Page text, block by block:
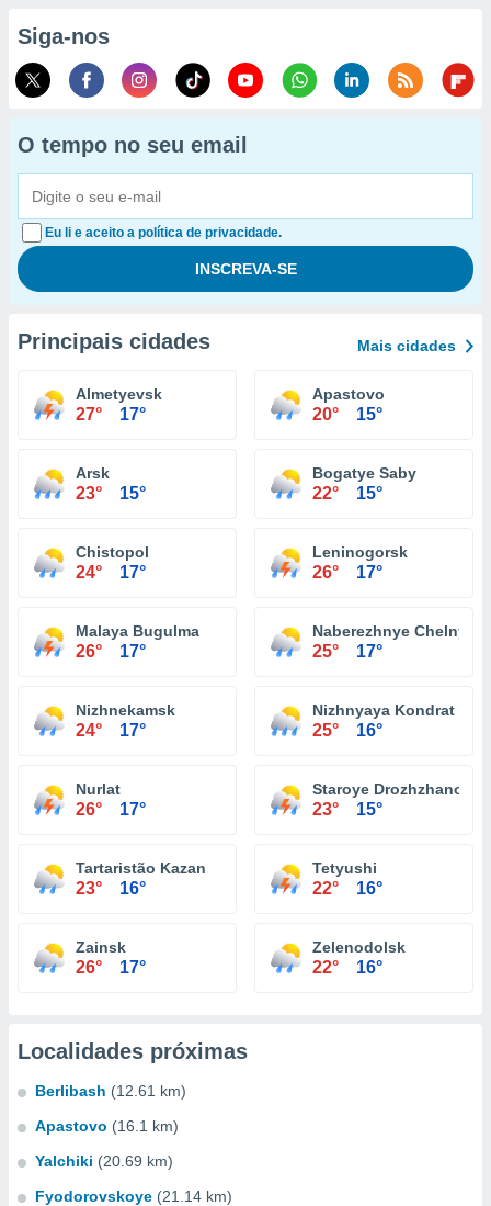
Siga-nos
O tempo no seu email
Eu li e aceito a política de privacidade.
Principais cidades Mais cidades
Almetyevsk
27° 17°
Apastovo
20° 15°
Arsk
23° 15°
Bogatye Saby
22° 15°
Chistopol
24° 17°
Leninogorsk
26° 17°
Malaya Bugulma
26° 17°
Naberezhnye Chelny
25° 17°
Nizhnekamsk
24° 17°
Nizhnyaya Kondrat
25° 16°
Nurlat
26° 17°
Staroye Drozhzhanoye
23° 15°
Tartaristão Kazan
23° 16°
Tetyushi
22° 16°
Zainsk
26° 17°
Zelenodolsk
22° 16°
Localidades próximas
Berlibash (12.61 km)
Apastovo (16.1 km)
Yalchiki (20.69 km)
Fyodorovskoye (21.14 km)